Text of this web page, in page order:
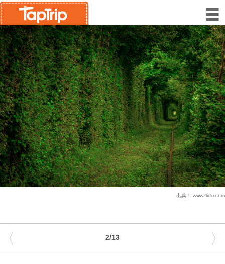
出典： www.flickr.com
2/13
〈 〉